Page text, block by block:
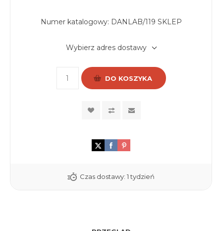
Numer katalogowy: DANLAB/119 SKLEP
Wybierz adres dostawy
DO KOSZYKA
Czas dostawy: 1 tydzień